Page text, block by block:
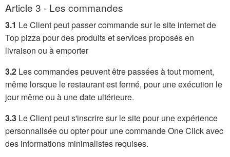
Article 3 - Les commandes
3.1 Le Client peut passer commande sur le site internet de
Top pizza pour des produits et services proposés en
livraison ou à emporter
3.2 Les commandes peuvent être passées à tout moment,
même lorsque le restaurant est fermé, pour une exécution le
jour même ou à une date ultérieure.
3.3 Le Client peut s'inscrire sur le site pour une expérience
personnalisée ou opter pour une commande One Click avec
des informations minimalistes requises.